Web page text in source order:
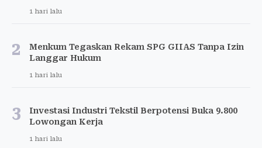
1 hari lalu
2
Menkum Tegaskan Rekam SPG GIIAS Tanpa Izin
Langgar Hukum
1 hari lalu
3
Investasi Industri Tekstil Berpotensi Buka 9.800
Lowongan Kerja
1 hari lalu